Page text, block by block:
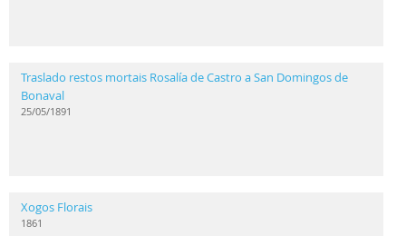
Traslado restos mortais Rosalía de Castro a San Domingos de
Bonaval
25/05/1891
Xogos Florais
1861